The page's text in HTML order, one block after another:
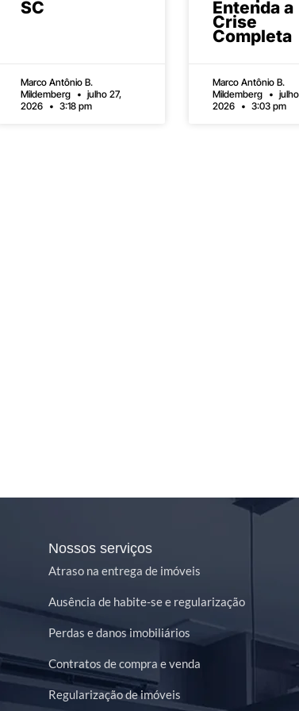
SC
Marco Antônio B.
Mildemberg
julho 27,
2026
3:18 pm
Entenda a
Crise
Completa
Marco Antônio B.
Mildemberg
2026
3:03 pm
Nossos serviços
Atraso na entrega de imóveis
Ausência de habite-se e regularização
Perdas e danos imobiliários
Contratos de compra e venda
Regularização de imóveis